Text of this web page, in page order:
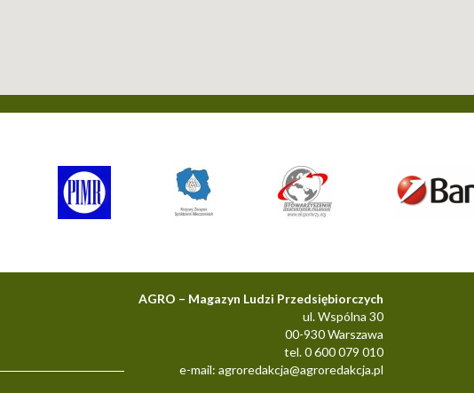
AGRO – Magazyn Ludzi Przedsiębiorczych
ul. Wspólna 30
00-930 Warszawa
tel. 0 600 079 010
e-mail: agroredakcja@agroredakcja.pl